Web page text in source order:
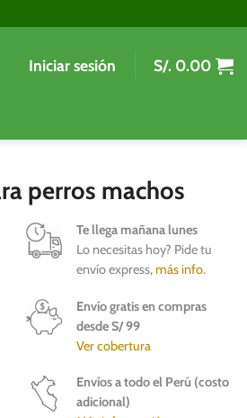
Iniciar sesión S/. 0.00
perros machos
Te llega mañana lunes
Lo necesitas hoy? Pide tu
envío express,más info.
Envío gratis en compras
desde S/ 99
Ver cobertura
Envíos a todo el Perú (costo
adicional)